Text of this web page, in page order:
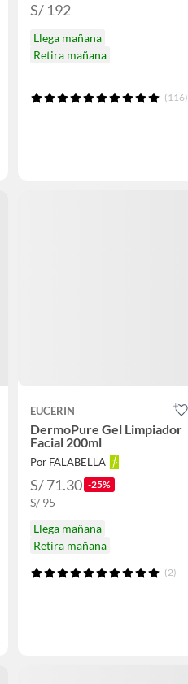
S/ 192
Llega mañana
Retira mañana
(116)
EUCERIN
DermoPure Gel Limpiador
Facial 200ml
Por FALABELLA
S/ 71.30 -25%
S/ 95
Llega mañana
Retira mañana
(2)